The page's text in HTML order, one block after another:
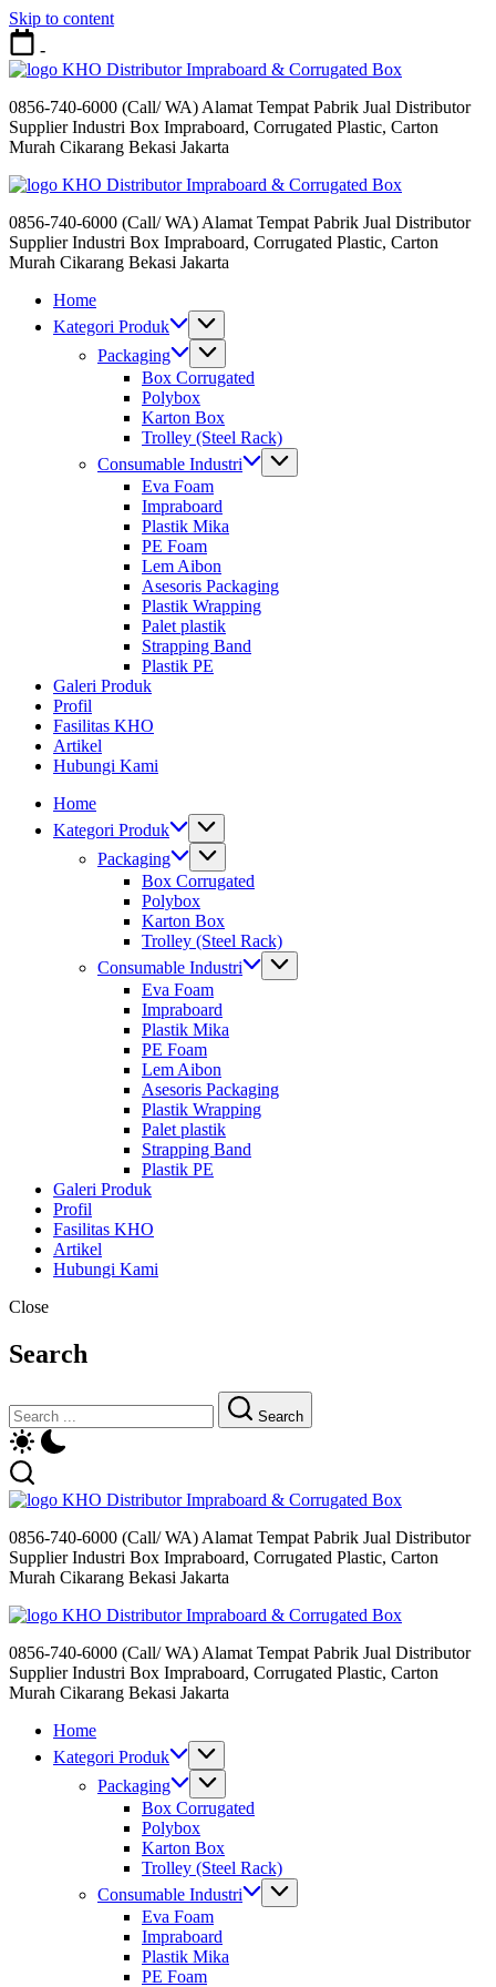
Skip to content
-
Distributor Impraboard & Corrugated Box
0856-740-6000 (Call/ WA) Alamat Tempat Pabrik Jual Distributor
Supplier Industri Box Impraboard, Corrugated Plastic, Carton
Murah Cikarang Bekasi Jakarta
Distributor Impraboard & Corrugated Box
0856-740-6000 (Call/ WA) Alamat Tempat Pabrik Jual Distributor
Supplier Industri Box Impraboard, Corrugated Plastic, Carton
Murah Cikarang Bekasi Jakarta
Home
Kategori Produk
Packaging
Box Corrugated
Polybox
Karton Box
Trolley (Steel Rack)
Consumable Industri
Eva Foam
Impraboard
Plastik Mika
PE Foam
Lem Aibon
Asesoris Packaging
Plastik Wrapping
Palet plastik
Strapping Band
Plastik PE
Galeri Produk
Profil
Fasilitas KHO
Artikel
Hubungi Kami
Home
Kategori Produk
Packaging
Box Corrugated
Polybox
Karton Box
Trolley (Steel Rack)
Consumable Industri
Eva Foam
Impraboard
Plastik Mika
PE Foam
Lem Aibon
Asesoris Packaging
Plastik Wrapping
Palet plastik
Strapping Band
Plastik PE
Galeri Produk
Profil
Fasilitas KHO
Artikel
Hubungi Kami
Close
Search
Search
Distributor Impraboard & Corrugated Box
0856-740-6000 (Call/ WA) Alamat Tempat Pabrik Jual Distributor
Supplier Industri Box Impraboard, Corrugated Plastic, Carton
Murah Cikarang Bekasi Jakarta
Distributor Impraboard & Corrugated Box
0856-740-6000 (Call/ WA) Alamat Tempat Pabrik Jual Distributor
Supplier Industri Box Impraboard, Corrugated Plastic, Carton
Murah Cikarang Bekasi Jakarta
Home
Kategori Produk
Packaging
Box Corrugated
Polybox
Karton Box
Trolley (Steel Rack)
Consumable Industri
Eva Foam
Impraboard
Plastik Mika
PE Foam